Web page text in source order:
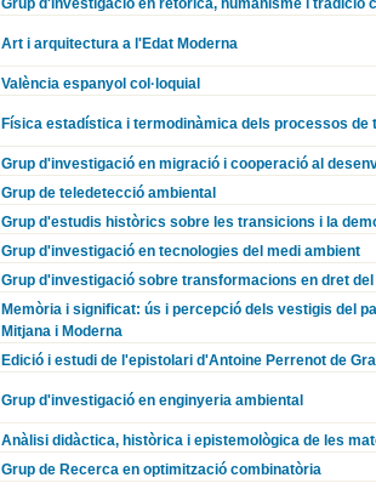
Grup d'investigació en retòrica, humanisme i tradició
Art i arquitectura a l'Edat Moderna
València espanyol col·loquial
Física estadística i termodinàmica dels processos de
Grup d'investigació en migració i cooperació al
Grup de teledetecció ambiental
Grup d'estudis històrics sobre les transicions i la
Grup d'investigació en tecnologies del medi ambient
Grup d'investigació sobre transformacions en dret
Memòria i significat: ús i percepció dels vestigis del
Mitjana i Moderna
Edició i estudi de l'epistolari d'Antoine Perrenot de
Grup d'investigació en enginyeria ambiental
Anàlisi didàctica, històrica i epistemològica de les
Grup de Recerca en optimització combinatòria